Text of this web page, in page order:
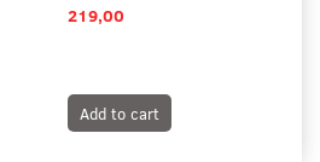
219,00
Add to cart